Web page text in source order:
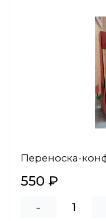
Переноска-
550 ₽
-